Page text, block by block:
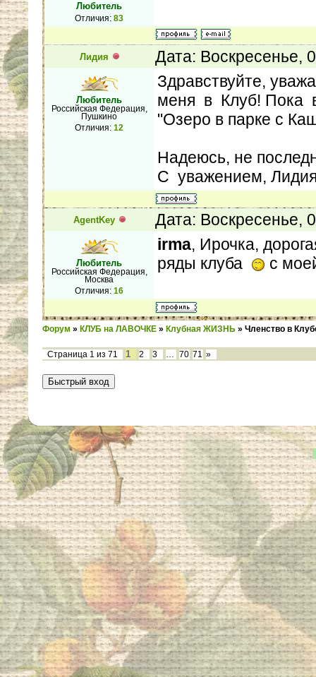
Любитель
Отличия: 83
Лидия Дата: Воскресенье,
Любитель
Российская Федерация,
Пушкино
Отличия: 12
Здравствуйте,
меня в Клуб! Пока
"Озеро в парке с
Надеюсь, не
С уважением,
AgentKey Дата: Воскресенье,
Любитель
Российская Федерация,
Москва
Отличия: 16
irma, Ирочка,
ряды клуба
с
Форум » КЛУБ на ЛАВОЧКЕ » Клубная ЖИЗНЬ » Членство в
Страница 1 из 71 1 2 3 … 70 71 »